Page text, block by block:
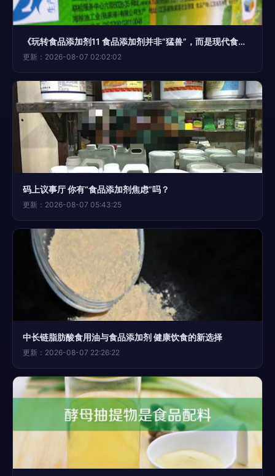
《玩转食品添加剂11 食品添加剂并非“猛兽”，而是现代食品工业的安全卫士》
更新：2026-08-07 02:02:02
码上议事厅 你有“食品添加剂焦虑”吗？
更新：2026-08-07 05:43:25
中长链脂肪酸食用油与食品添加剂 健康饮食的新选择
更新：2026-08-07 22:26:22